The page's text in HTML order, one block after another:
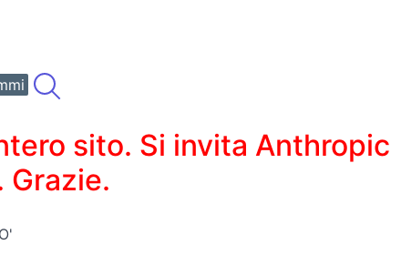
sito. Si invita Anthropic
Grazie.